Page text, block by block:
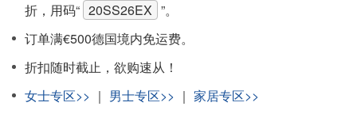
折，用码“ 20SS26EX ”。
订单满€500德国境内免运费。
折扣随时截止，欲购速从！
女士专区>> ｜ 男士专区>> ｜ 家居专区>>